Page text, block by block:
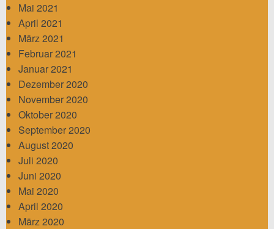
Mai 2021
April 2021
März 2021
Februar 2021
Januar 2021
Dezember 2020
November 2020
Oktober 2020
September 2020
August 2020
Juli 2020
Juni 2020
Mai 2020
April 2020
März 2020